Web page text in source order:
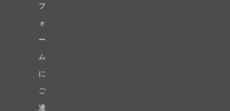
フ
ォ
ー
ム
に
ご
連